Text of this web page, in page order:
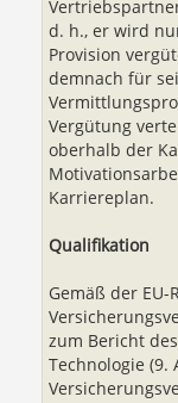
d. h., er wird
Provision
demnach für
Vergütung
oberhalb der
Karriereplan.
Qualifikation
Gemäß der
zum Bericht
Technologie (9.